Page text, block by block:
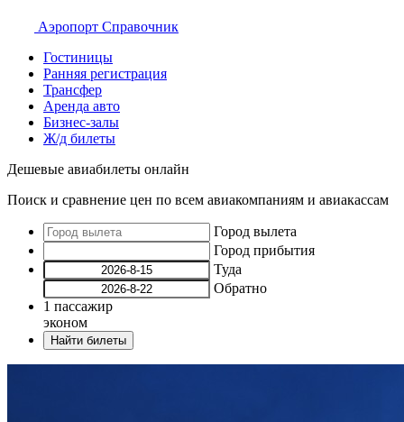
Аэропорт Справочник
Гостиницы
Ранняя регистрация
Трансфер
Аренда авто
Бизнес-залы
Ж/д билеты
Дешевые авиабилеты онлайн
Поиск и сравнение цен по всем авиакомпаниям и авиакассам
Город вылета
Город прибытия
Туда
Обратно
1 пассажир
эконом
Найти билеты